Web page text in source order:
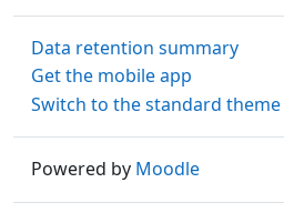
Data retention summary
Get the mobile app
Switch to the standard theme
Powered by Moodle